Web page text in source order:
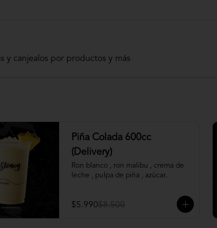
y canjealos por productos y más
Piña Colada 600cc
(Delivery)
Ron blanco , ron malibu , crema de
leche , pulpa de piña , azúcar.
$5.990$8.500